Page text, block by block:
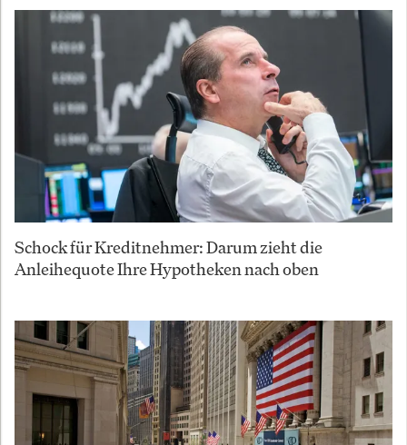
Schock für Kreditnehmer: Darum zieht die
Anleihequote Ihre Hypotheken nach oben